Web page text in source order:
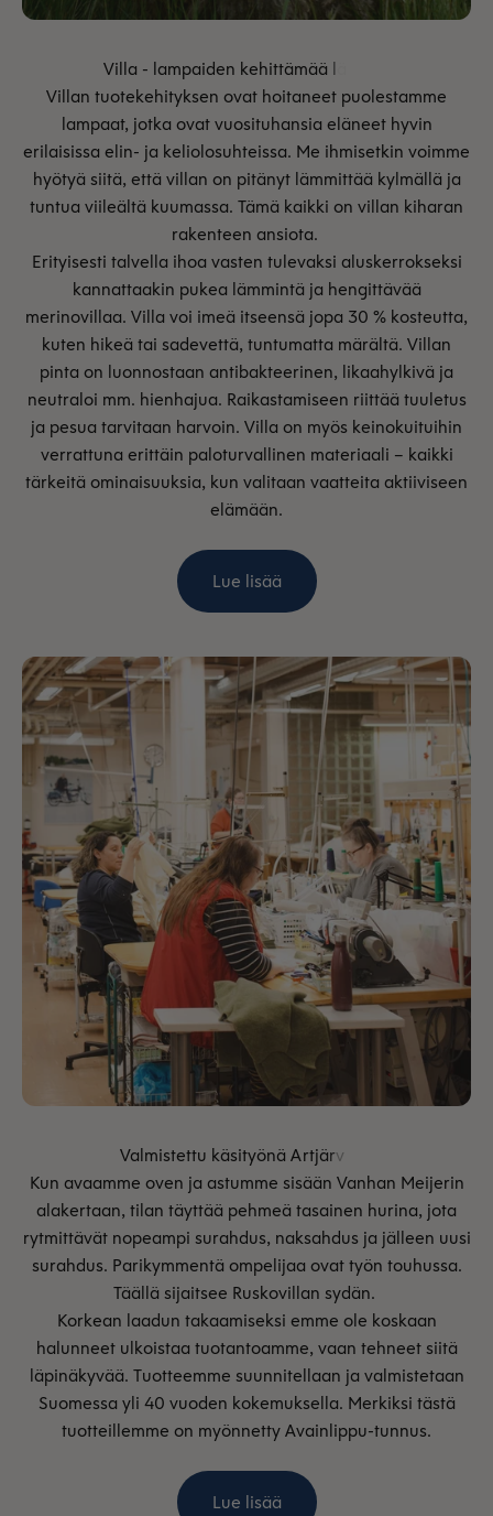
Villan tuotekehityksen ovat hoitaneet puolestamme
lampaat, jotka ovat vuosituhansia eläneet hyvin
erilaisissa elin- ja keliolosuhteissa. Me ihmisetkin voimme
hyötyä siitä, että villan on pitänyt lämmittää kylmällä ja
tuntua viileältä kuumassa. Tämä kaikki on villan kiharan
rakenteen ansiota.
Erityisesti talvella ihoa vasten tulevaksi aluskerrokseksi
kannattaakin pukea lämmintä ja hengittävää
merinovillaa. Villa voi imeä itseensä jopa 30 % kosteutta,
kuten hikeä tai sadevettä, tuntumatta märältä. Villan
pinta on luonnostaan antibakteerinen, likaahylkivä ja
neutraloi mm. hienhajua. Raikastamiseen riittää tuuletus
ja pesua tarvitaan harvoin. Villa on myös keinokuituihin
verrattuna erittäin paloturvallinen materiaali – kaikki
tärkeitä ominaisuuksia, kun valitaan vaatteita aktiiviseen
elämään.
Lue lisää
Kun avaamme oven ja astumme sisään Vanhan Meijerin
alakertaan, tilan täyttää pehmeä tasainen hurina, jota
rytmittävät nopeampi surahdus, naksahdus ja jälleen uusi
surahdus. Parikymmentä ompelijaa ovat työn touhussa.
Täällä sijaitsee Ruskovillan sydän.
Korkean laadun takaamiseksi emme ole koskaan
halunneet ulkoistaa tuotantoamme, vaan tehneet siitä
läpinäkyvää. Tuotteemme suunnitellaan ja valmistetaan
Suomessa yli 40 vuoden kokemuksella. Merkiksi tästä
tuotteillemme on myönnetty Avainlippu-tunnus.
Lue lisää